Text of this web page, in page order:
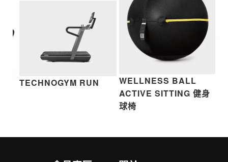
TECHNOGYM RUN
WELLNESS BALL
ACTIVE SITTING 健身
球椅